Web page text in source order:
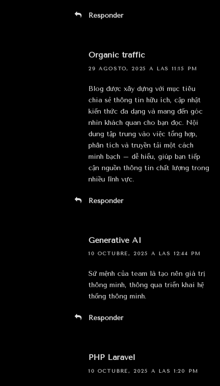
Responder
Organic traffic
29 AGOSTO, 2025 A LAS 11:15 PM
Blog được xây dựng với mục tiêu
chia sẻ thông tin hữu ích, cập nhật
kiến thức đa dạng và mang đến góc
nhìn khách quan cho bạn đọc. Nội
dung tập trung vào việc tổng hợp,
phân tích và truyền tải một cách
minh bạch – dễ hiểu, giúp bạn tiếp
cận nguồn thông tin chất lượng trong
nhiều lĩnh vực.
Responder
Generative AI
10 OCTUBRE, 2025 A LAS 12:44 PM
Sứ mệnh của team là tạo nên giá trị
thông minh, thông qua triển khai hệ
thống thông minh.
Responder
PHP Laravel
10 OCTUBRE, 2025 A LAS 1:20 PM